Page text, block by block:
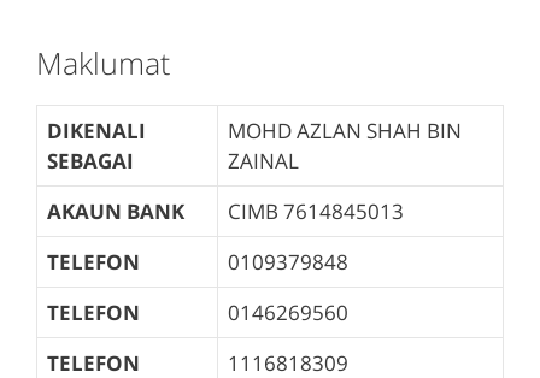
Maklumat
DIKENALI
SEBAGAI
MOHD AZLAN SHAH BIN
ZAINAL
AKAUN BANK
CIMB 7614845013
TELEFON
0109379848
TELEFON
0146269560
TELEFON
1116818309